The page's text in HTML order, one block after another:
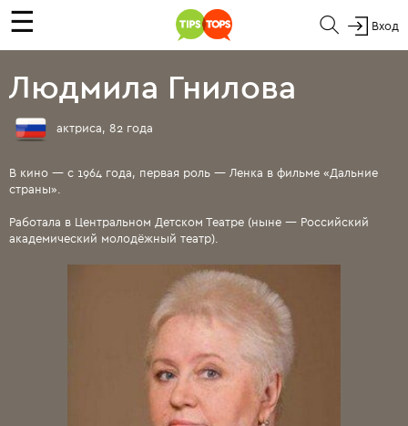
☰ Вход
Людмила Гнилова
актриса, 82 года
В кино — с 1964 года, первая роль — Ленка в фильме «Дальние
страны».
Работала в Центральном Детском Театре (ныне — Российский
академический молодёжный театр).